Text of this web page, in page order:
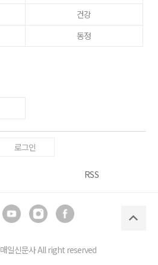
건강
동정
로그인
RSS
매일신문사All right reserved